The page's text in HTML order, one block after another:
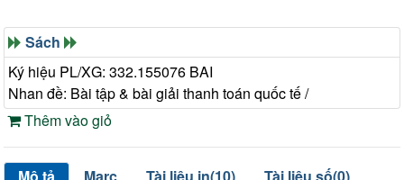
Sách
Ký hiệu PL/XG: 332.155076 BAI
Nhan đề: Bài tập & bài giải thanh toán quốc tế /
Thêm vào giỏ